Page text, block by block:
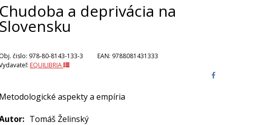
Chudoba a deprivácia na
Slovensku
Obj. čislo: 978-80-8143-133-3 EAN: 9788081431333
EQUILIBRIA
Metodologické aspekty a empíria
Tomáš Želinský